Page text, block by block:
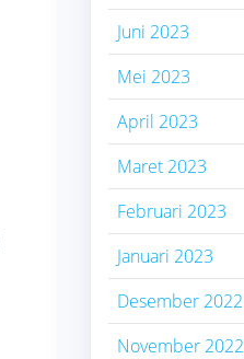
Juni 2023
Mei 2023
April 2023
Maret 2023
Februari 2023
Januari 2023
Desember 2022
November 2022